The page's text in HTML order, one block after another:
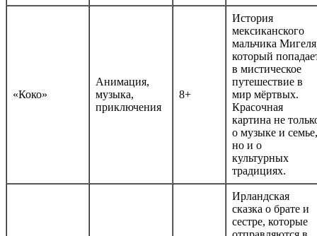
«Коко»
Анимация,
музыка,
приключения
8+
История
мексиканского
мальчика
который
в мистическое
путешествие в
мир мёртвых.
Красочная
картина не
о музыке и семье,
но и о
культурных
традициях.
Ирландская
сказка о брате и
сестре, которые